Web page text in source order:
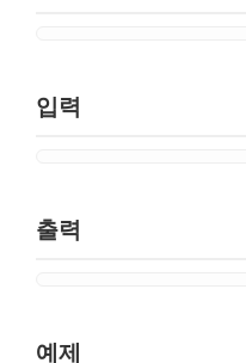
입력
출력
예제